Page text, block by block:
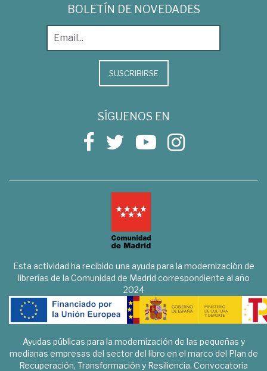
BOLETÍN DE NOVEDADES
SUSCRIBIRSE
SÍGUENOS EN
Esta actividad ha recibido una ayuda para la modernización de
librerías de la Comunidad de Madrid correspondiente al año
2024
Ayudas públicas para la modernización de las pequeñas y
medianas empresas del sector del libro en el marco del Plan de
Recuperación, Transformación y Resiliencia. Convocatoria